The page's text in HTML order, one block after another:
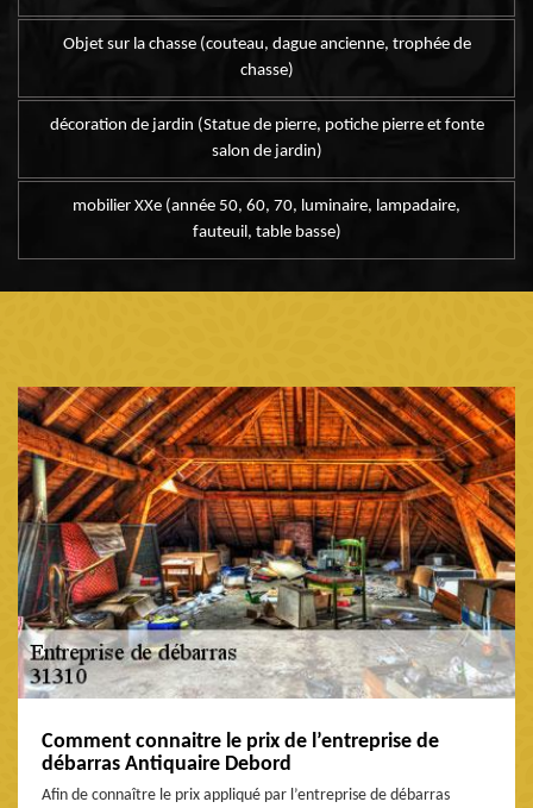
Objet sur la chasse (couteau, dague ancienne, trophée de
chasse)
décoration de jardin (Statue de pierre, potiche pierre et fonte
salon de jardin)
mobilier XXe (année 50, 60, 70, luminaire, lampadaire,
fauteuil, table basse)
Comment connaitre le prix de l’entreprise de
débarras Antiquaire Debord
Afin de connaître le prix appliqué par l’entreprise de débarras